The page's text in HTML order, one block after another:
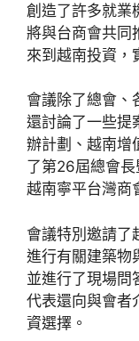
創造了許多就業
將與台商會共同
來到越南投資，
會議除了總會、
還討論了一些提
辦計劃、越南增
了第26屆總會
越南寧平台灣商
會議特別邀請了
進行有關建築物
並進行了現場問
代表還向與會者
資選擇。